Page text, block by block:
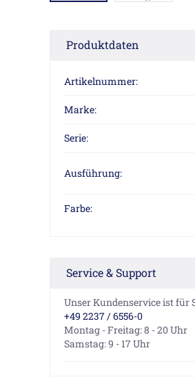
Produktdaten
Artikelnummer:
Marke:
Serie:
Ausführung:
Farbe:
Service & Support
Unser Kundenservice ist für
+49 2237 / 6556-0
Montag - Freitag: 8 - 20 Uhr
Samstag: 9 - 17 Uhr